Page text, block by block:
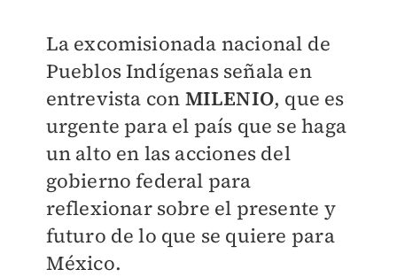
La excomisionada nacional de
Pueblos Indígenas señala en
entrevista con MILENIO, que es
urgente para el país que se haga
un alto en las acciones del
gobierno federal para
reflexionar sobre el presente y
futuro de lo que se quiere para
México.